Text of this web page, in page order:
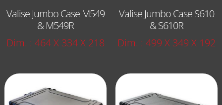
Valise Jumbo Case M549
& M549R
Dim. : 464 X 334 X 218
Valise Jumbo Case S610
& S610R
Dim. : 499 X 349 X 192